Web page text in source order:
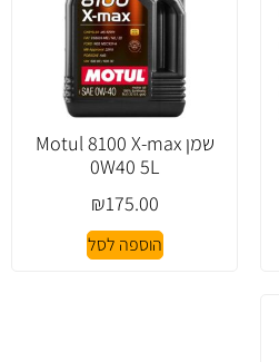
שמן Motul 8100 X-max
0W40 5L
₪175.00
הוספה לסל